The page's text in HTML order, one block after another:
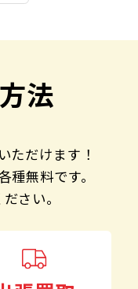
法
ただけます！
無料です。
さい。